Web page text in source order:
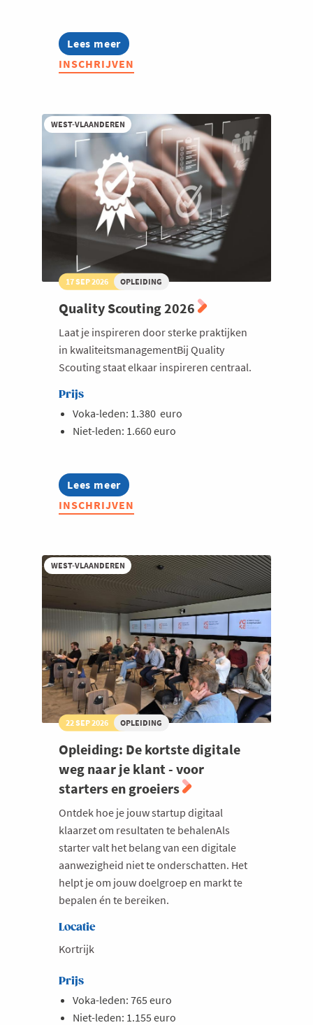
Lees meer
about
Warehouse
Scouting
INSCHRIJVEN
WEST-VLAANDEREN
17 SEP 2026 OPLEIDING
Quality Scouting 2026
Laat je inspireren door sterke praktijken
in kwaliteitsmanagementBij Quality
Scouting staat elkaar inspireren centraal.
Prijs
Voka-leden: 1.380 euro
Niet-leden: 1.660 euro
Lees meer
about
Quality
Scouting
INSCHRIJVEN
WEST-VLAANDEREN
22 SEP 2026 OPLEIDING
Opleiding: De kortste digitale
weg naar je klant - voor
starters en groeiers
Ontdek hoe je jouw startup digitaal
klaarzet om resultaten te behalenAls
starter valt het belang van een digitale
aanwezigheid niet te onderschatten. Het
helpt je om jouw doelgroep en markt te
bepalen én te bereiken.
Locatie
Kortrijk
Prijs
Voka-leden: 765 euro
Niet-leden: 1.155 euro